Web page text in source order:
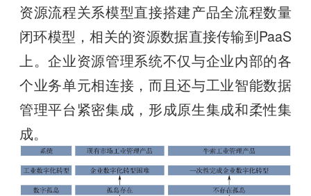
资源流程关系模型直接搭建产品全流程数量
闭环模型，相关的资源数据直接传输到PaaS
上。企业资源管理系统不仅与企业内部的各
个业务单元相连接，而且还与工业智能数据
管理平台紧密集成，形成原生集成和柔性集
成。